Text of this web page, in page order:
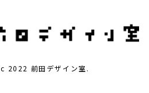
c 2022 前田デザイン室.